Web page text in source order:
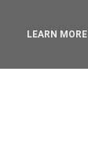
LEARN MORE